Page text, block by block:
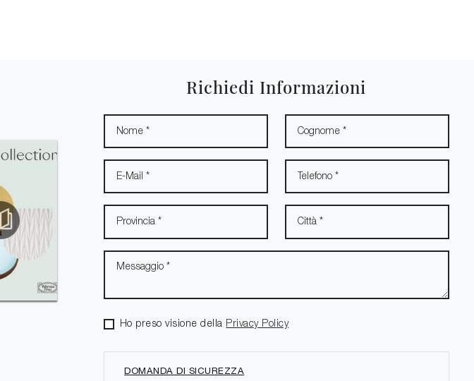
Richiedi Informazioni
Ho preso visione della Privacy Policy
DOMANDA DI SICUREZZA